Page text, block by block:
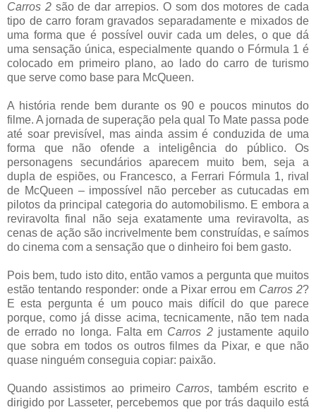
Carros 2são de dar arrepios. O som dos motores de cada
tipo de carro foram gravados separadamente e mixados de
uma forma que é possível ouvir cada um deles, o que dá
uma sensação única, especialmente quando o Fórmula 1 é
colocado em primeiro plano, ao lado do carro de turismo
que serve como base para McQueen.
A história rende bem durante os 90 e poucos minutos do
filme. A jornada de superação pela qual To Mate passa pode
até soar previsível, mas ainda assim é conduzida de uma
forma que não ofende a inteligência do público. Os
personagens secundários aparecem muito bem, seja a
dupla de espiões, ou Francesco, a Ferrari Fórmula 1, rival
de McQueen – impossível não perceber as cutucadas em
pilotos da principal categoria do automobilismo. E embora a
reviravolta final não seja exatamente uma reviravolta, as
cenas de ação são incrivelmente bem construídas, e saímos
do cinema com a sensação que o dinheiro foi bem gasto.
Pois bem, tudo isto dito, então vamos a pergunta que muitos
estão tentando responder: onde a Pixar errou em Carros 2?
E esta pergunta é um pouco mais difícil do que parece
porque, como já disse acima, tecnicamente, não tem nada
de errado no longa. Falta em Carros 2justamente aquilo
que sobra em todos os outros filmes da Pixar, e que não
quase ninguém conseguia copiar: paixão.
Quando assistimos ao primeiro Carros, também escrito e
dirigido por Lasseter, percebemos que por trás daquilo está